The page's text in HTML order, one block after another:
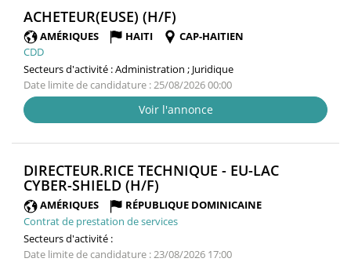
ACHETEUR(EUSE) (H/F)
FENÊTRE)
AMÉRIQUES HAITI
CAP-HAITIEN
CDD
Secteurs d'activité :Administration ; Juridique
Date limite de candidature : 25/08/2026 00:00
Voir l'annonce
DIRECTEUR.RICE TECHNIQUE - EU-LAC
CYBER-SHIELD (H/F) (NOUVELLE
FENÊTRE)
AMÉRIQUES
RÉPUBLIQUE DOMINICAINE
Contrat de prestation de services
Secteurs d'activité :
Date limite de candidature : 23/08/2026 17:00